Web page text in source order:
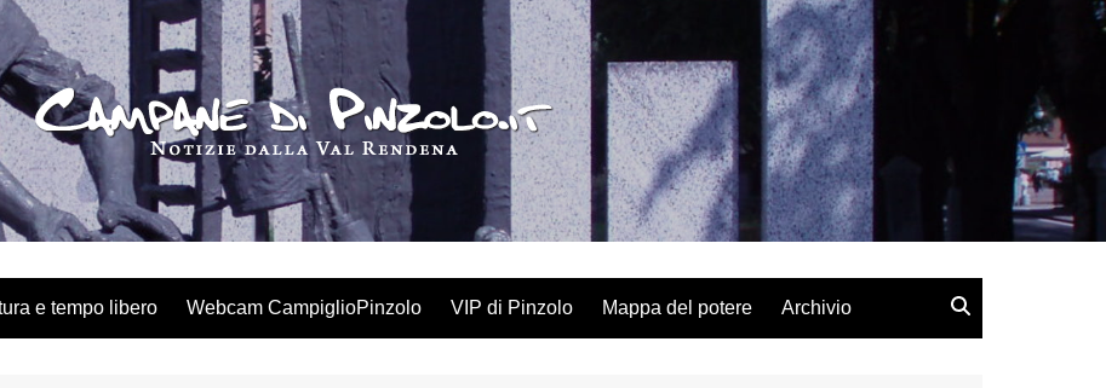
e tempo libero Webcam CampiglioPinzolo VIP di Pinzolo Mappa del potere Archivio